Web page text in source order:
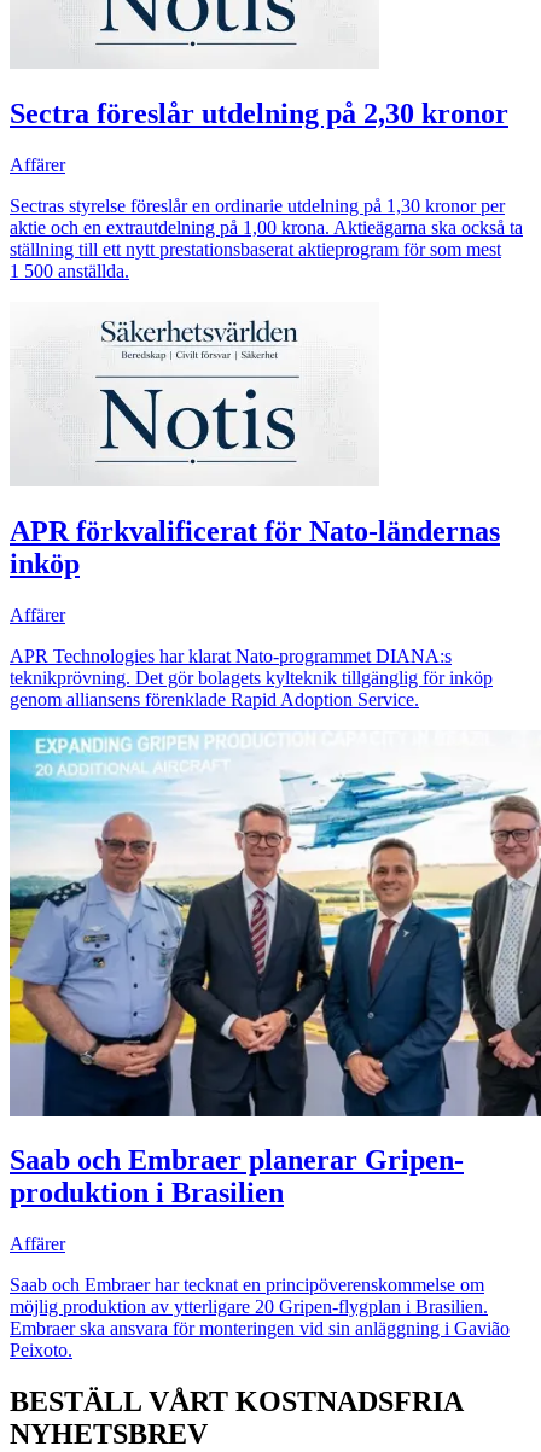
Sectra föreslår utdelning på 2,30 kronor
Affärer
Sectras styrelse föreslår en ordinarie utdelning på 1,30 kronor per
aktie och en extrautdelning på 1,00 krona. Aktieägarna ska också ta
ställning till ett nytt prestationsbaserat aktieprogram för som mest
1 500 anställda.
APR förkvalificerat för Nato-ländernas
inköp
Affärer
APR Technologies har klarat Nato-programmet DIANA:s
teknikprövning. Det gör bolagets kylteknik tillgänglig för inköp
genom alliansens förenklade Rapid Adoption Service.
Saab och Embraer planerar Gripen-
produktion i Brasilien
Affärer
Saab och Embraer har tecknat en principöverenskommelse om
möjlig produktion av ytterligare 20 Gripen-flygplan i Brasilien.
Embraer ska ansvara för monteringen vid sin anläggning i Gavião
Peixoto.
BESTÄLL VÅRT KOSTNADSFRIA
NYHETSBREV